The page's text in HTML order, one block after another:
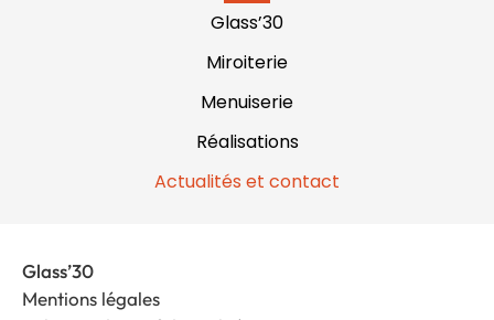
Glass’30
Miroiterie
Menuiserie
Réalisations
Actualités et contact
Glass’30
Mentions légales